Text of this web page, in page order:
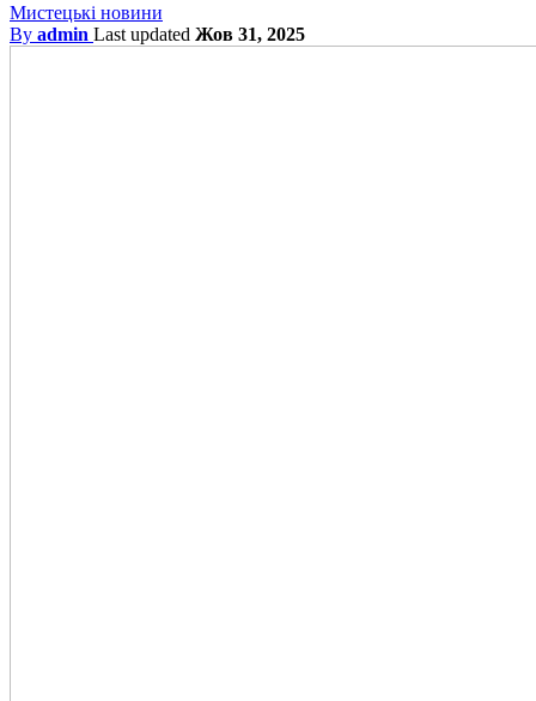
Мистецькі новини
By admin Last updated Жов 31, 2025